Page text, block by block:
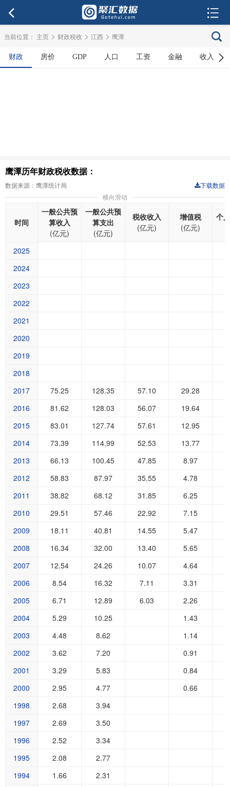
当前位置： 主页 > 财政税收 > 江西 > 鹰潭
财政 房价 GDP 人口 工资 金融 收入
鹰潭历年财政税收数据：
数据来源：鹰潭统计局
下载数据
横向滑动
时间
一般公共预
算收入
(亿元)
一般公共预
算支出
(亿元)
税收收入
(亿元)
增值税
(亿元)
个
2025
2024
2023
2022
2021
2020
2019
2018
2017
75.25 128.35 57.10 29.28
2016
81.62 128.03 56.07 19.64
2015
83.01 127.74 57.61 12.95
2014
73.39 114.99 52.53 13.77
2013
66.13 100.45 47.85 8.97
2012
58.83 87.97 35.55 4.78
2011
38.82 68.12 31.85 6.25
2010
29.51 57.46 22.92 7.15
2009
18.11 40.81 14.55 5.47
2008
16.34 32.00 13.40 5.65
2007
12.54 24.26 10.07 4.64
2006
8.54 16.32 7.11 3.31
2005
6.71 12.89 6.03 2.26
2004
5.29 10.25 1.43
2003
4.48 8.62 1.14
2002
3.62 7.20 0.91
2001
3.29 5.83 0.84
2000
2.95 4.77 0.66
1998
2.68
3.94
1997
2.69
3.50
1996
2.52
3.34
1995
2.08
2.77
1994
1.66
2.31